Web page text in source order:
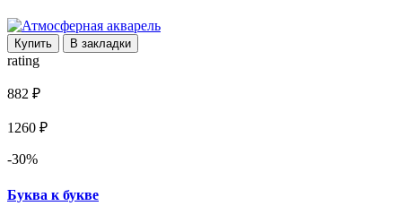
Купить В закладки
rating
882 ₽
1260 ₽
-30%
Буква к букве